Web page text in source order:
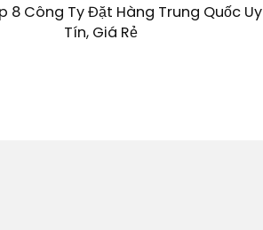
8 Công Ty Đặt Hàng Trung Quốc Uy
Tín, Giá Rẻ